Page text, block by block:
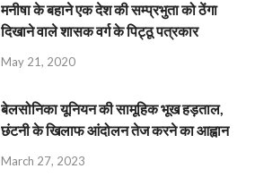
मनीषा के बहाने एक देश की सम्प्रभुता को ठेंगा
दिखाने वाले शासक वर्ग के पिट्ठू पत्रकार
May 21, 2020
बेलसोनिका यूनियन की सामूहिक भूख हड़ताल,
छंटनी के खिलाफ आंदोलन तेज करने का आह्वान
March 27, 2023